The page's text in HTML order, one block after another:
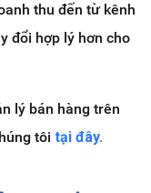
thu đến từ kênh
đổi hợp lý hơn cho
lý bán hàng trên
tôi tại đây.